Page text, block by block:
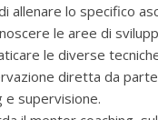
allenare lo specifico
le aree di
le diverse
diretta da
e supervisione.